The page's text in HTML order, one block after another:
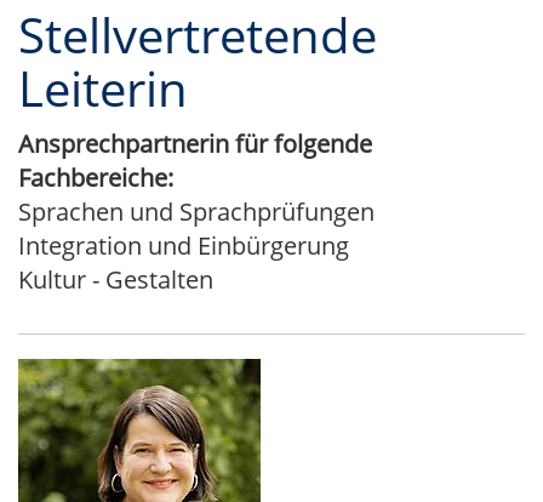
Stellvertretende
Leiterin
Ansprechpartnerin für folgende
Fachbereiche:
Sprachen und Sprachprüfungen
Integration und Einbürgerung
Kultur - Gestalten